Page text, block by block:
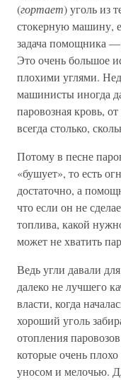
(гортает) уголь из
стокерную машину,
задача помощника —
Это очень большое
плохими углями.
машинисты иногда
паровозная кровь,
всегда столько,
Потому в песне
«бушует», то есть
достаточно, а
что если он не
топлива, какой
может не хватить
Ведь угли давали
далеко не лучшего
власти, когда
хороший уголь
отопления
которые очень
уносом и мелочью.